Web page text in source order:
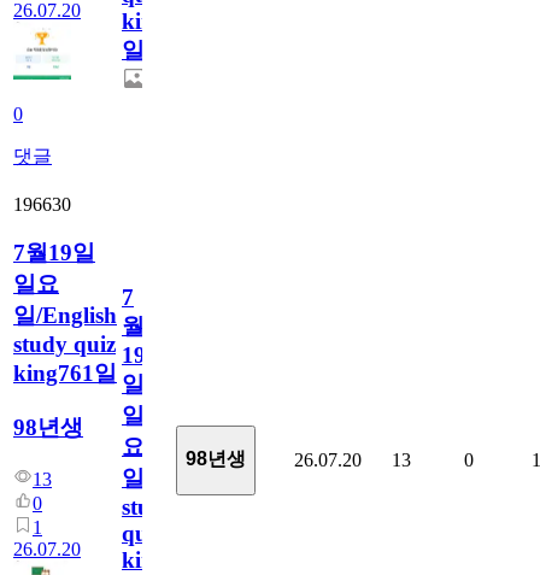
26.07.20
0
댓글
king762
일
196630
7월19일
일요
일/English
study quiz
king761일
98년생
13
0
1
26.07.20
7
월
19
일
일
요
일/English
study
quiz
king761
98년생 26.07.20 13 0 1